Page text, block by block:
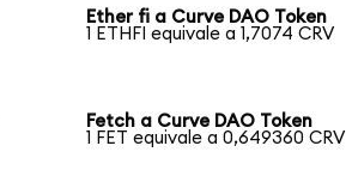
Ether fi a Curve DAO Token
1 ETHFI equivale a 1,7074 CRV
Fetch a Curve DAO Token
1 FET equivale a 0,649360 CRV